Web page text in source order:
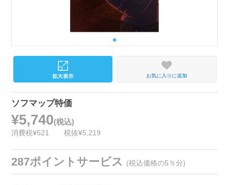
お気に入りに追加
ソフマップ特価
¥5,740(税込)
消費税¥521 税抜¥5,219
287ポイントサービス (税込価格の5％分)